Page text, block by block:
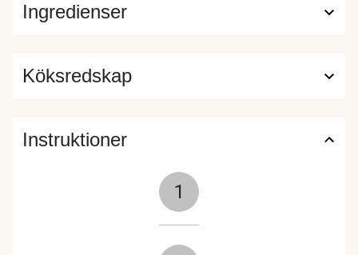
Ingredienser
Köksredskap
Instruktioner
1